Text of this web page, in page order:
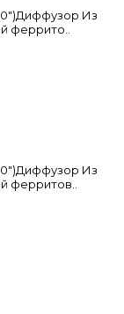
Из
феррито..
Из
ферритов..